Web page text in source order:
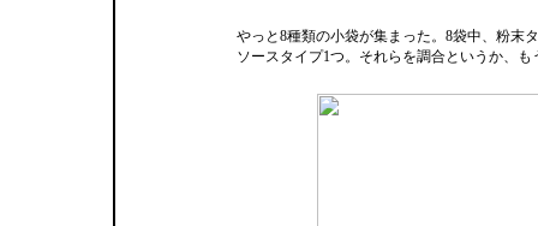
やっと8種類の小袋が集まった。8袋中、粉末
ソースタイプ1つ。それらを調合というか、